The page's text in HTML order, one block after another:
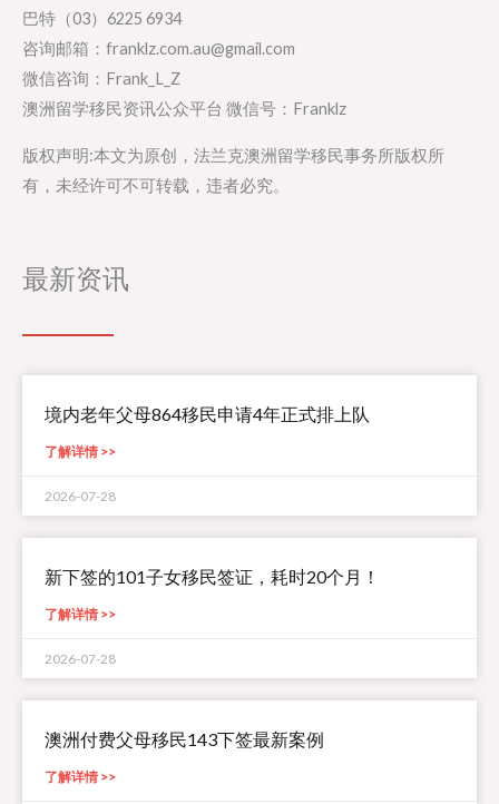
巴特（03）6225 6934
咨询邮箱：franklz.com.au@gmail.com
微信咨询：Frank_L_Z
澳洲留学移民资讯公众平台 微信号：Franklz
版权声明:本文为原创，法兰克澳洲留学移民事务所版权所
有，未经许可不可转载，违者必究。
最新资讯
境内老年父母864移民申请4年正式排上队
了解详情 >>
2026-07-28
新下签的101子女移民签证，耗时20个月！
了解详情 >>
2026-07-28
澳洲付费父母移民143下签最新案例
了解详情 >>